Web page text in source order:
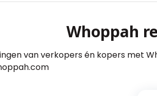
Whoppah
van verkopers én kopers met